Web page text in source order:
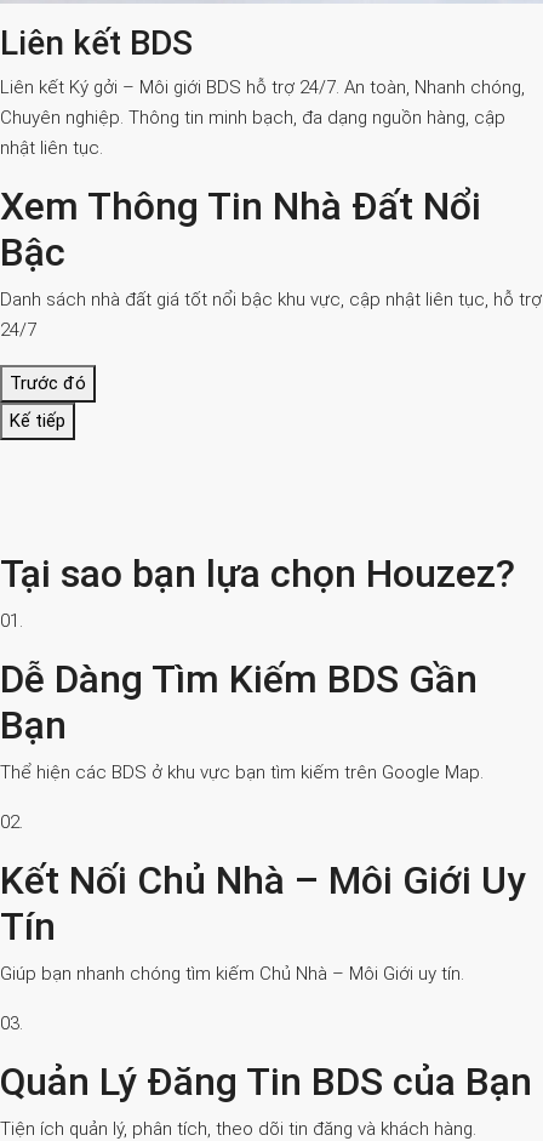
Liên kết BDS
Liên kết Ký gởi – Môi giới BDS hỗ trợ 24/7. An toàn, Nhanh chóng,
Chuyên nghiệp. Thông tin minh bạch, đa dạng nguồn hàng, cập
nhật liên tục.
Xem Thông Tin Nhà Đất Nổi
Bậc
Danh sách nhà đất giá tốt nổi bậc khu vực, cập nhật liên tục, hỗ trợ
24/7
Trước đó
Kế tiếp
Tại sao bạn lựa chọn Houzez?
01.
Dễ Dàng Tìm Kiếm BDS Gần
Bạn
Thể hiện các BDS ở khu vực bạn tìm kiếm trên Google Map.
02.
Kết Nối Chủ Nhà – Môi Giới Uy
Tín
Giúp bạn nhanh chóng tìm kiếm Chủ Nhà – Môi Giới uy tín.
03.
Quản Lý Đăng Tin BDS của Bạn
Tiện ích quản lý, phân tích, theo dõi tin đăng và khách hàng.